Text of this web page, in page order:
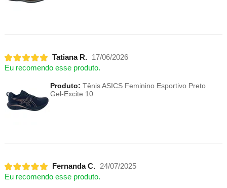
Tatiana R.
17/06/2026
Eu recomendo esse produto.
Produto: Tênis ASICS Feminino Esportivo Preto
Gel-Excite 10
Fernanda C.
24/07/2025
Eu recomendo esse produto.